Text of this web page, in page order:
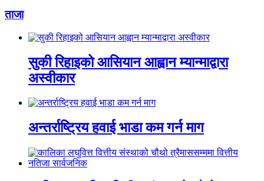
ताजा
सुकी रिहाइको आसियान आह्वान म्यान्माद्वारा
अस्वीकार
अन्तर्राष्ट्रिय हवाई भाडा कम गर्न माग